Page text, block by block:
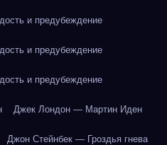
и предубеждение
и предубеждение
и предубеждение
Джек Лондон — Мартин Иден
Джон Стейнбек — Гроздья гнева